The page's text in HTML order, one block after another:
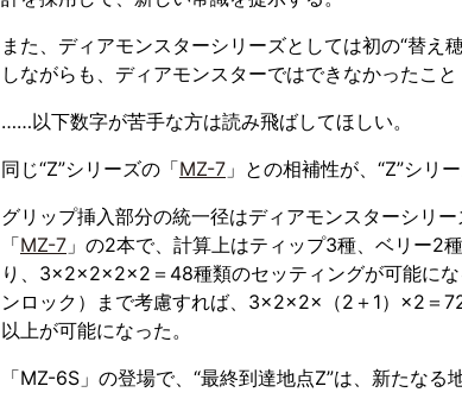
また、ディアモンスターシリーズとしては初の“替え
しながらも、ディアモンスターではできなかったこ
……以下数字が苦手な方は読み飛ばしてほしい。
同じ“Z”シリーズの「MZ-7 」との相補性が、“Z”シリ
グリップ挿入部分の統一径はディアモンスターシリ
「MZ-7 」の2本で、計算上はティップ3種、ベリー2
り、3×2×2×2×2＝48種類のセッティングが可能に
ンロック）まで考慮すれば、3×2×2×（2＋1）×2＝
以上が可能になった。
「MZ-6S」の登場で、“最終到達地点Z”は、新たなる